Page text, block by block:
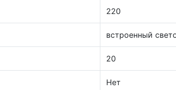
220
встроенный
20
Нет